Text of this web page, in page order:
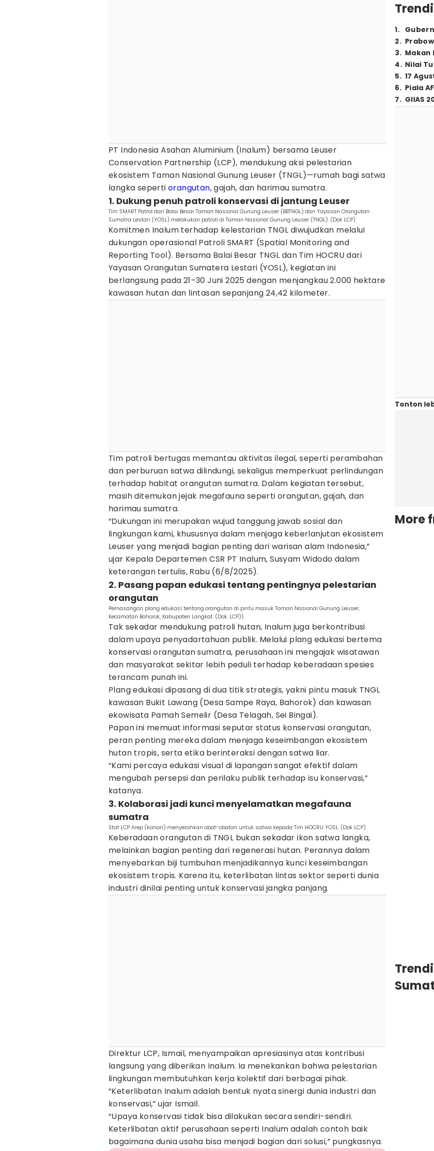
PT Indonesia Asahan Aluminium (Inalum) bersama Leuser
Conservation Partnership (LCP), mendukung aksi pelestarian
ekosistem Taman Nasional Gunung Leuser (TNGL)—rumah bagi satwa
langka sepertiorangutan, gajah, dan harimau sumatra.
1. Dukung penuh patroli konservasi di jantung Leuser
Tim SMART Patrol dari Balai Besar Taman Nasional Gunung Leuser (BBTNGL) dan Yayasan Orangutan
Sumatra Lestari (YOSL) melakukan patroli di Taman Nasional Gunung Leuser (TNGL). (Dok LCP)
Komitmen Inalum terhadap kelestarian TNGL diwujudkan melalui
dukungan operasional Patroli SMART (Spatial Monitoring and
Reporting Tool). Bersama Balai Besar TNGL dan Tim HOCRU dari
Yayasan Orangutan Sumatera Lestari (YOSL), kegiatan ini
berlangsung pada 21–30 Juni 2025 dengan menjangkau 2.000 hektare
kawasan hutan dan lintasan sepanjang 24,42 kilometer.
Tim patroli bertugas memantau aktivitas ilegal, seperti perambahan
dan perburuan satwa dilindungi, sekaligus memperkuat perlindungan
terhadap habitat orangutan sumatra. Dalam kegiatan tersebut,
masih ditemukan jejak megafauna seperti orangutan, gajah, dan
harimau sumatra.
“Dukungan ini merupakan wujud tanggung jawab sosial dan
lingkungan kami, khususnya dalam menjaga keberlanjutan ekosistem
Leuser yang menjadi bagian penting dari warisan alam Indonesia,”
ujar Kepala Departemen CSR PT Inalum, Susyam Widodo dalam
keterangan tertulis, Rabu (6/8/2025).
2. Pasang papan edukasi tentang pentingnya pelestarian
orangutan
Pemasangan plang edukasi tentang orangutan di pintu masuk Taman Nasional Gunung Leuser,
Kecamatan Bahorok, Kabupaten Langkat. (Dok. LCP))
Tak sekadar mendukung patroli hutan, Inalum juga berkontribusi
dalam upaya penyadartahuan publik. Melalui plang edukasi bertema
konservasi orangutan sumatra, perusahaan ini mengajak wisatawan
dan masyarakat sekitar lebih peduli terhadap keberadaan spesies
terancam punah ini.
Plang edukasi dipasang di dua titik strategis, yakni pintu masuk TNGL
kawasan Bukit Lawang (Desa Sampe Raya, Bahorok) dan kawasan
ekowisata Pamah Semelir (Desa Telagah, Sei Bingai).
Papan ini memuat informasi seputar status konservasi orangutan,
peran penting mereka dalam menjaga keseimbangan ekosistem
hutan tropis, serta etika berinteraksi dengan satwa liar.
“Kami percaya edukasi visual di lapangan sangat efektif dalam
mengubah persepsi dan perilaku publik terhadap isu konservasi,”
katanya.
3. Kolaborasi jadi kunci menyelamatkan megafauna
sumatra
Staf LCP Arep (kanan) menyerahkan obat-obatan untuk satwa kepada Tim HOCRU YOSL. (Dok LCP)
Keberadaan orangutan di TNGL bukan sekadar ikon satwa langka,
melainkan bagian penting dari regenerasi hutan. Perannya dalam
menyebarkan biji tumbuhan menjadikannya kunci keseimbangan
ekosistem tropis. Karena itu, keterlibatan lintas sektor seperti dunia
industri dinilai penting untuk konservasi jangka panjang.
Direktur LCP, Ismail, menyampaikan apresiasinya atas kontribusi
langsung yang diberikan Inalum. Ia menekankan bahwa pelestarian
lingkungan membutuhkan kerja kolektif dari berbagai pihak.
“Keterlibatan Inalum adalah bentuk nyata sinergi dunia industri dan
konservasi,” ujar Ismail.
“Upaya konservasi tidak bisa dilakukan secara sendiri-sendiri.
Keterlibatan aktif perusahaan seperti Inalum adalah contoh baik
bagaimana dunia usaha bisa menjadi bagian dari solusi,” pungkasnya.
1.
2.
3. Makan
4. Nilai
5. 17
6. Piala
7. GIIAS
Tonton
More